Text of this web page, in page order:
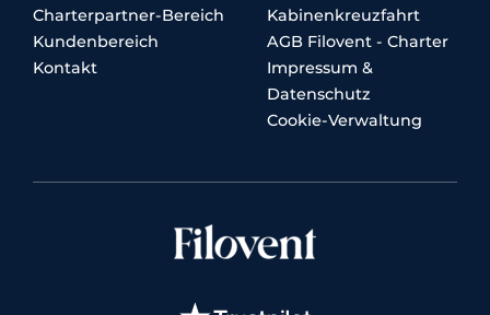
Charterpartner-Bereich
Kundenbereich
Kontakt
Kabinenkreuzfahrt
AGB Filovent - Charter
Impressum &
Datenschutz
Cookie-Verwaltung